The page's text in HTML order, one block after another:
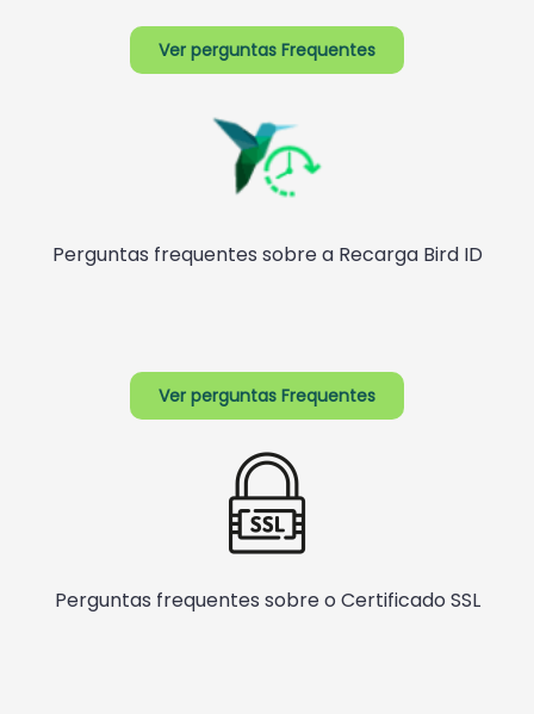
Ver perguntas Frequentes
Perguntas frequentes sobre a Recarga Bird ID
Ver perguntas Frequentes
Perguntas frequentes sobre o Certificado SSL